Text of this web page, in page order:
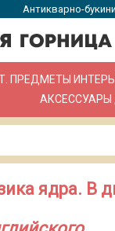
Антикварно-
ПРЕДМЕТЫ
ядра. В